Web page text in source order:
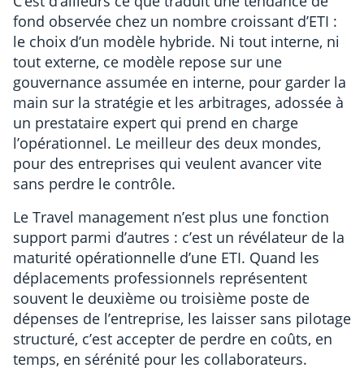
fond observée chez un nombre croissant d’ETI :
le choix d’un modèle hybride. Ni tout interne, ni
tout externe, ce modèle repose sur une
gouvernance assumée en interne, pour garder la
main sur la stratégie et les arbitrages, adossée à
un prestataire expert qui prend en charge
l’opérationnel. Le meilleur des deux mondes,
pour des entreprises qui veulent avancer vite
sans perdre le contrôle.
Le Travel management n’est plus une fonction
support parmi d’autres : c’est un révélateur de la
maturité opérationnelle d’une ETI. Quand les
déplacements professionnels représentent
souvent le deuxième ou troisième poste de
dépenses de l’entreprise, les laisser sans pilotage
structuré, c’est accepter de perdre en coûts, en
temps, en sérénité pour les collaborateurs.